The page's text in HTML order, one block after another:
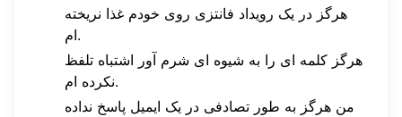
هرگز در یک رویداد فانتزی روی خودم غذا نریخته
ام.
هرگز کلمه ای را به شیوه ای شرم آور اشتباه تلفظ
نکرده ام.
من هرگز به طور تصادفی در یک ایمیل پاسخ نداده